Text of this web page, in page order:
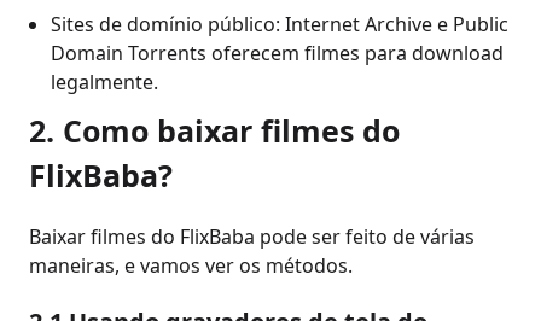
Sites de domínio público: Internet Archive e Public
Domain Torrents oferecem filmes para download
legalmente.
2. Como baixar filmes do
FlixBaba?
Baixar filmes do FlixBaba pode ser feito de várias
maneiras, e vamos ver os métodos.